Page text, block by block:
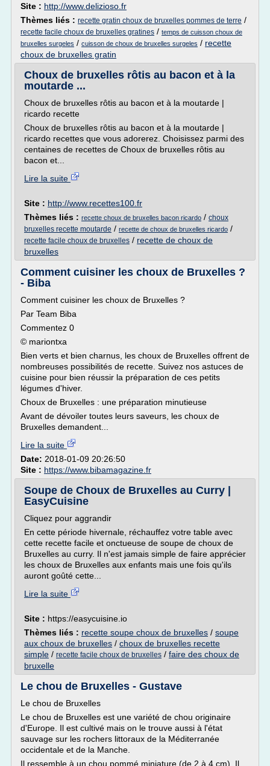
Site : http://www.delizioso.fr
Thèmes liés : recette gratin choux de bruxelles pommes de terre /
recette facile choux de bruxelles gratines / temps de cuisson choux de
bruxelles surgeles / cuisson de choux de bruxelles surgeles / recette
choux de bruxelles gratin
Choux de bruxelles rôtis au bacon et à la
moutarde ...
Choux de bruxelles rôtis au bacon et à la moutarde |
ricardo recette
Choux de bruxelles rôtis au bacon et à la moutarde |
ricardo recettes que vous adorerez. Choisissez parmi des
centaines de recettes de Choux de bruxelles rôtis au
bacon et...
Lire la suite
Site : http://www.recettes100.fr
Thèmes liés : recette choux de bruxelles bacon ricardo / choux
bruxelles recette moutarde / recette de choux de bruxelles ricardo /
recette facile choux de bruxelles / recette de choux de
bruxelles
Comment cuisiner les choux de Bruxelles ?
- Biba
Comment cuisiner les choux de Bruxelles ?
Par Team Biba
Commentez 0
© mariontxa
Bien verts et bien charnus, les choux de Bruxelles offrent de
nombreuses possibilités de recette. Suivez nos astuces de
cuisine pour bien réussir la préparation de ces petits
légumes d'hiver.
Choux de Bruxelles : une préparation minutieuse
Avant de dévoiler toutes leurs saveurs, les choux de
Bruxelles demandent...
Lire la suite
Date: 2018-01-09 20:26:50
Site : https://www.bibamagazine.fr
Soupe de Choux de Bruxelles au Curry |
EasyCuisine
Cliquez pour aggrandir
En cette période hivernale, réchauffez votre table avec
cette recette facile et onctueuse de soupe de choux de
Bruxelles au curry. Il n'est jamais simple de faire apprécier
les choux de Bruxelles aux enfants mais une fois qu'ils
auront goûté cette...
Lire la suite
Site : https://easycuisine.io
Thèmes liés : recette soupe choux de bruxelles / soupe
aux choux de bruxelles / choux de bruxelles recette
simple / recette facile choux de bruxelles / faire des choux de
bruxelle
Le chou de Bruxelles - Gustave
Le chou de Bruxelles
Le chou de Bruxelles est une variété de chou originaire
d'Europe. Il est cultivé mais on le trouve aussi à l'état
sauvage sur les rochers littoraux de la Méditerranée
occidentale et de la Manche.
Il ressemble à un chou pommé miniature (de 2 à 4 cm). Il